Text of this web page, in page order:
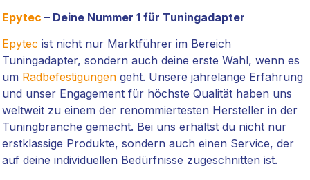
Epytec – Deine Nummer 1 für Tuningadapter
Epytec ist nicht nur Marktführer im Bereich
Tuningadapter, sondern auch deine erste Wahl, wenn es
um Radbefestigungengeht. Unsere jahrelange Erfahrung
und unser Engagement für höchste Qualität haben uns
weltweit zu einem der renommiertesten Hersteller in der
Tuningbranche gemacht. Bei uns erhältst du nicht nur
erstklassige Produkte, sondern auch einen Service, der
auf deine individuellen Bedürfnisse zugeschnitten ist.